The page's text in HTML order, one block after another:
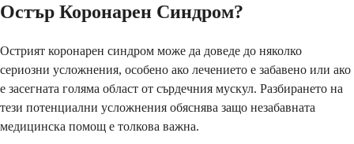
Остър Коронарен Синдром?
Острият коронарен синдром може да доведе до няколко
сериозни усложнения, особено ако лечението е забавено или ако
е засегната голяма област от сърдечния мускул. Разбирането на
тези потенциални усложнения обяснява защо незабавната
медицинска помощ е толкова важна.